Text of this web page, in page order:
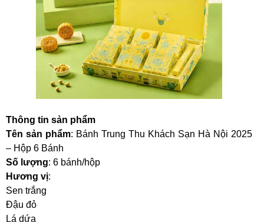
Thông tin sản phẩm
Tên sản phẩm: Bánh Trung Thu Khách Sạn Hà Nội 2025
– Hộp 6 Bánh
Số lượng: 6 bánh/hộp
Hương vị:
Sen trắng
Đậu đỏ
Lá dứa